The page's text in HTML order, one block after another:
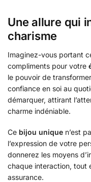
Une allure qui
charisme
Imaginez-vous portant
compliments pour votre
le pouvoir de
confiance en soi au
démarquer, attirant
charme indéniable.
Ce bijou unique n’est
l’expression de votre
donnerez les moyens
chaque interaction, tout
assurance.